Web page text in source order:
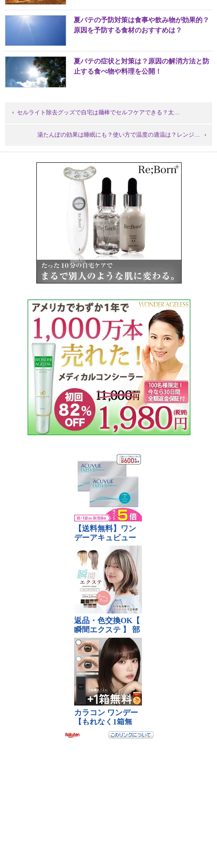
夏バテの予防対策は食事や飲み物が効果的？
原因を予防する食材のおすすめは？
夏バテの症状と対策は？原因の解消方法と防
止する食べ物や料理を公開！
セルライト除去グッズで自宅は麺棒でセルフケアできる？太…
湯たんぽの効果は睡眠にも？使い方で温度の適温は？レンジ…